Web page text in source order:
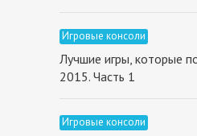
Игровые консоли
Лучшие игры, которые
2015. Часть 1
Игровые консоли